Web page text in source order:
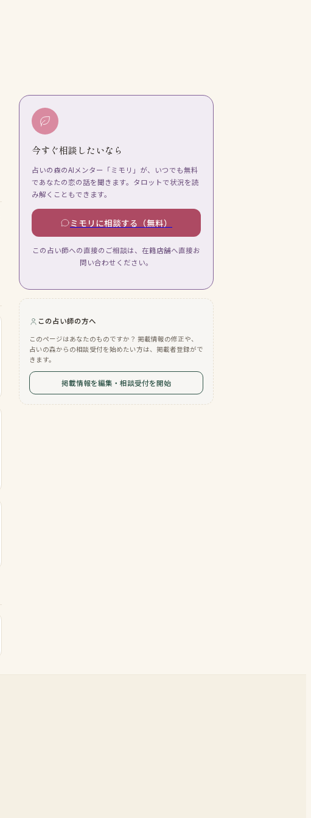
今すぐ相談したいなら
占いの森のAIメンター「ミモリ」が、いつでも無料
であなたの恋の話を聞きます。タロットで状況を読
み解くこともできます。
ミモリに相談する（無料）
この占い師への直接のご相談は、在籍店舗へ直接お
問い合わせください。
この占い師の方へ
このページはあなたのものですか？ 掲載情報の修正や、
占いの森からの相談受付を始めたい方は、掲載者登録がで
きます。
掲載情報を編集・相談受付を開始